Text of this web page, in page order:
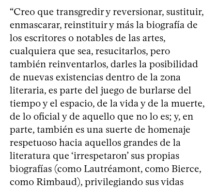
“Creo que transgredir y reversionar, sustituir,
enmascarar, reinstituir y más la biografía de
los escritores o notables de las artes,
cualquiera que sea, resucitarlos, pero
también reinventarlos, darles la posibilidad
de nuevas existencias dentro de la zona
literaria, es parte del juego de burlarse del
tiempo y el espacio, de la vida y de la muerte,
de lo oficial y de aquello que no lo es; y, en
parte, también es una suerte de homenaje
respetuoso hacia aquellos grandes de la
literatura que ‘irrespetaron’ sus propias
biografías (como Lautréamont, como Bierce,
como Rimbaud), privilegiando sus vidas